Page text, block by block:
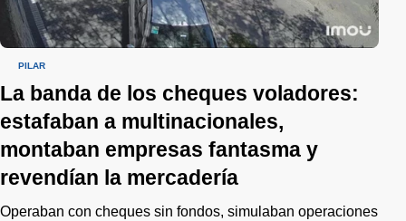
PILAR
La banda de los cheques voladores:
estafaban a multinacionales,
montaban empresas fantasma y
revendían la mercadería
Operaban con cheques sin fondos, simulaban operaciones